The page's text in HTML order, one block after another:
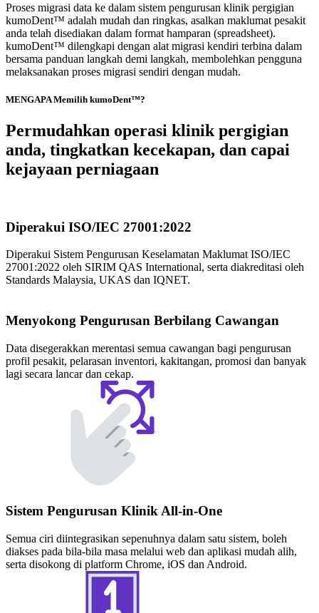
Proses migrasi data ke dalam sistem pengurusan klinik pergigian
kumoDent™ adalah mudah dan ringkas, asalkan maklumat pesakit
anda telah disediakan dalam format hamparan (spreadsheet).
kumoDent™ dilengkapi dengan alat migrasi kendiri terbina dalam
bersama panduan langkah demi langkah, membolehkan pengguna
melaksanakan proses migrasi sendiri dengan mudah.
MENGAPA Memilih kumoDent™?
Permudahkan operasi klinik pergigian
anda, tingkatkan kecekapan, dan capai
kejayaan perniagaan
Diperakui ISO/IEC 27001:2022
Diperakui Sistem Pengurusan Keselamatan Maklumat ISO/IEC
27001:2022 oleh SIRIM QAS International, serta diakreditasi oleh
Standards Malaysia, UKAS dan IQNET.
Menyokong Pengurusan Berbilang Cawangan
Data disegerakkan merentasi semua cawangan bagi pengurusan
profil pesakit, pelarasan inventori, kakitangan, promosi dan banyak
lagi secara lancar dan cekap.
Sistem Pengurusan Klinik All-in-One
Semua ciri diintegrasikan sepenuhnya dalam satu sistem, boleh
diakses pada bila-bila masa melalui web dan aplikasi mudah alih,
serta disokong di platform Chrome, iOS dan Android.